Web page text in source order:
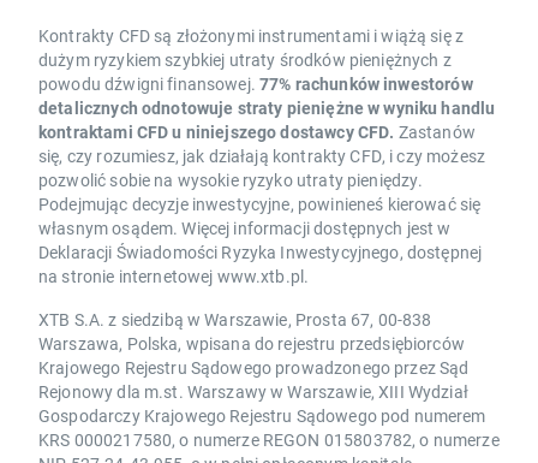
Kontrakty CFD są złożonymi instrumentami i wiążą się z
dużym ryzykiem szybkiej utraty środków pieniężnych z
powodu dźwigni finansowej. 77% rachunków inwestorów
detalicznych odnotowuje straty pieniężne w wyniku handlu
kontraktami CFD u niniejszego dostawcy CFD. Zastanów
się, czy rozumiesz, jak działają kontrakty CFD, i czy możesz
pozwolić sobie na wysokie ryzyko utraty pieniędzy.
Podejmując decyzje inwestycyjne, powinieneś kierować się
własnym osądem. Więcej informacji dostępnych jest w
Deklaracji Świadomości Ryzyka Inwestycyjnego, dostępnej
na stronie internetowej www.xtb.pl.
XTB S.A. z siedzibą w Warszawie, Prosta 67, 00-838
Warszawa, Polska, wpisana do rejestru przedsiębiorców
Krajowego Rejestru Sądowego prowadzonego przez Sąd
Rejonowy dla m.st. Warszawy w Warszawie, XIII Wydział
Gospodarczy Krajowego Rejestru Sądowego pod numerem
KRS 0000217580, o numerze REGON 015803782, o numerze